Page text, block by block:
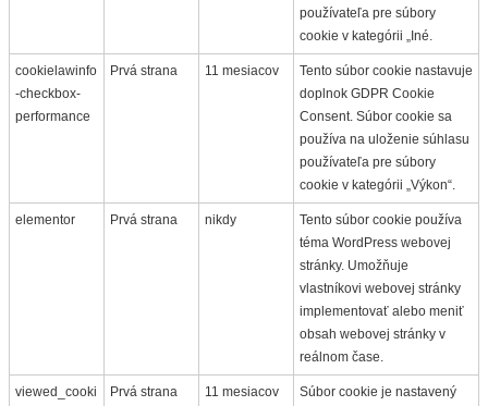
používateľa pre súbory
cookie v kategórii „Iné.
cookielawinfo
-checkbox-
performance
Prvá strana 11 mesiacov
Tento súbor cookie nastavuje
doplnok GDPR Cookie
Consent. Súbor cookie sa
používa na uloženie súhlasu
používateľa pre súbory
cookie v kategórii „Výkon“.
elementor Prvá strana nikdy
Tento súbor cookie používa
téma WordPress webovej
stránky. Umožňuje
vlastníkovi webovej stránky
implementovať alebo meniť
obsah webovej stránky v
reálnom čase.
viewed_cooki
Prvá strana 11 mesiacov
Súbor cookie je nastavený